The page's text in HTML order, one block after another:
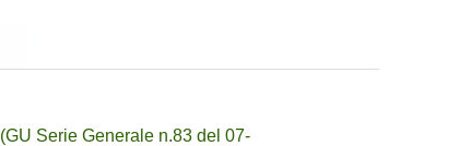
(GU Serie Generale n.83 del 07-